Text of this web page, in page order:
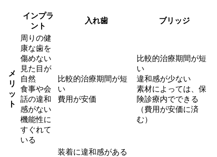
インプラ
ント
入れ歯 ブリッジ
メ
リ
ッ
ト
周りの健
康な歯を
傷めない
見た目が
自然
食事や会
話の違和
感がない
機能性に
すぐれて
いる
比較的治療期間が短
い
費用が安価
比較的治療期間が短
い
違和感が少ない
素材によっては、保
険診療内でできる
（費用が安価に済
む）
装着に違和感がある